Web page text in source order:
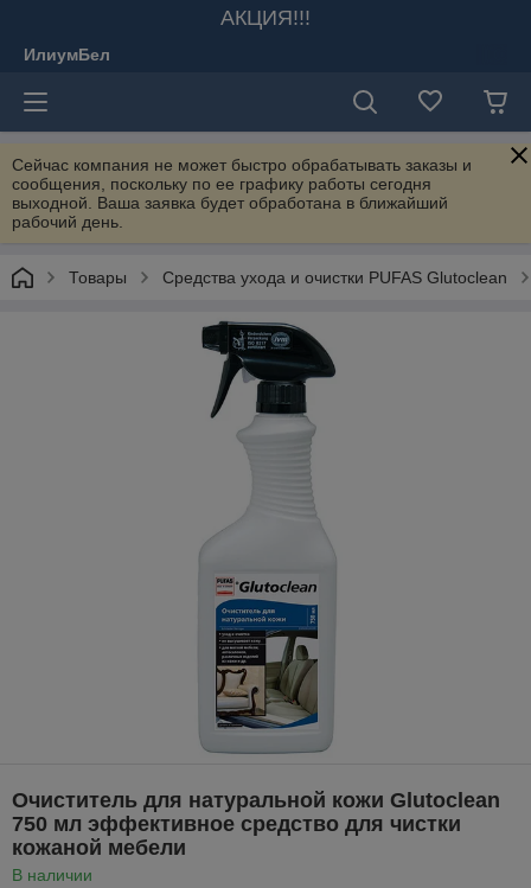
АКЦИЯ!!!
ИлиумБел
Сейчас компания не может быстро обрабатывать заказы и
сообщения, поскольку по ее графику работы сегодня
выходной. Ваша заявка будет обработана в ближайший
рабочий день.
Товары Средства ухода и очистки PUFAS Glutoclean
Очиститель для натуральной кожи Glutoclean
750 мл эффективное средство для чистки
кожаной мебели
В наличии